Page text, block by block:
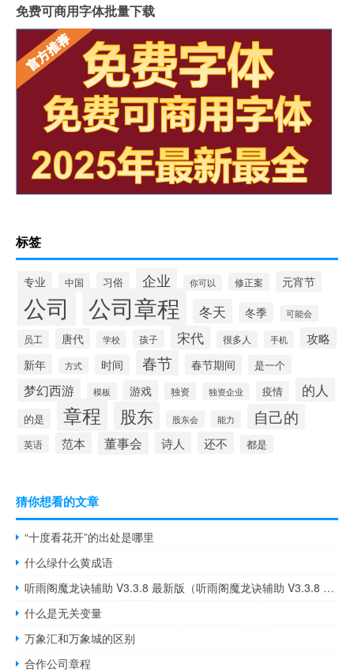
免费可商用字体批量下载
标签
专业 中国 习俗 企业 你可以 修正案 元宵节
公司 公司章程 冬天 冬季 可能会
员工 唐代 学校 孩子 宋代 很多人 手机 攻略
新年 方式 时间 春节 春节期间 是一个
梦幻西游 模板 游戏 独资 独资企业 疫情 的人
的是 章程 股东 股东会 能力 自己的
英语 范本 董事会 诗人 还不 都是
猜你想看的文章
“十度看花开”的出处是哪里
什么绿什么黄成语
听雨阁魔龙诀辅助 V3.3.8 最新版（听雨阁魔龙诀辅助 V3.3.8 最新版功能简介）
什么是无关变量
万象汇和万象城的区别
合作公司章程